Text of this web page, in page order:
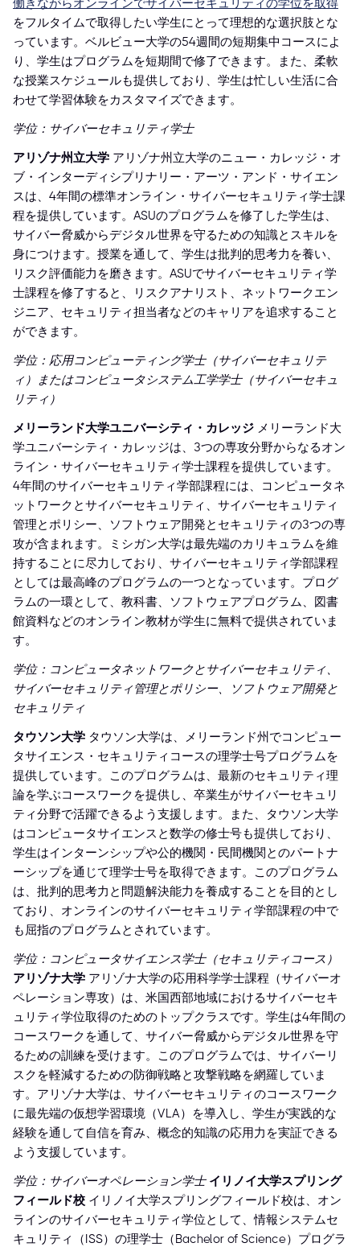
働きながらオンラインでサイバーセキュリティの学位を取得
をフルタイムで取得したい学生にとって理想的な選択肢とな
っています。ベルビュー大学の54週間の短期集中コースによ
り、学生はプログラムを短期間で修了できます。また、柔軟
な授業スケジュールも提供しており、学生は忙しい生活に合
わせて学習体験をカスタマイズできます。
学位：サイバーセキュリティ学士
アリゾナ州立大学 アリゾナ州立大学のニュー・カレッジ・オ
ブ・インターディシプリナリー・アーツ・アンド・サイエン
スは、4年間の標準オンライン・サイバーセキュリティ学士課
程を提供しています。ASUのプログラムを修了した学生は、
サイバー脅威からデジタル世界を守るための知識とスキルを
身につけます。授業を通して、学生は批判的思考力を養い、
リスク評価能力を磨きます。ASUでサイバーセキュリティ学
士課程を修了すると、リスクアナリスト、ネットワークエン
ジニア、セキュリティ担当者などのキャリアを追求すること
ができます。
学位：応用コンピューティング学士（サイバーセキュリテ
ィ）またはコンピュータシステム工学学士（サイバーセキュ
リティ）
メリーランド大学ユニバーシティ・カレッジ メリーランド大
学ユニバーシティ・カレッジは、3つの専攻分野からなるオン
ライン・サイバーセキュリティ学士課程を提供しています。
4年間のサイバーセキュリティ学部課程には、コンピュータネ
ットワークとサイバーセキュリティ、サイバーセキュリティ
管理とポリシー、ソフトウェア開発とセキュリティの3つの専
攻が含まれます。ミシガン大学は最先端のカリキュラムを維
持することに尽力しており、サイバーセキュリティ学部課程
としては最高峰のプログラムの一つとなっています。プログ
ラムの一環として、教科書、ソフトウェアプログラム、図書
館資料などのオンライン教材が学生に無料で提供されていま
す。
学位：コンピュータネットワークとサイバーセキュリティ、
サイバーセキュリティ管理とポリシー、ソフトウェア開発と
セキュリティ
タウソン大学 タウソン大学は、メリーランド州でコンピュー
タサイエンス・セキュリティコースの理学士号プログラムを
提供しています。このプログラムは、最新のセキュリティ理
論を学ぶコースワークを提供し、卒業生がサイバーセキュリ
ティ分野で活躍できるよう支援します。また、タウソン大学
はコンピュータサイエンスと数学の修士号も提供しており、
学生はインターンシップや公的機関・民間機関とのパートナ
ーシップを通じて理学士号を取得できます。このプログラム
は、批判的思考力と問題解決能力を養成することを目的とし
ており、オンラインのサイバーセキュリティ学部課程の中で
も屈指のプログラムとされています。
学位：コンピュータサイエンス学士（セキュリティコース）
アリゾナ大学 アリゾナ大学の応用科学学士課程（サイバーオ
ペレーション専攻）は、米国西部地域におけるサイバーセキ
ュリティ学位取得のためのトップクラスです。学生は4年間の
コースワークを通して、サイバー脅威からデジタル世界を守
るための訓練を受けます。このプログラムでは、サイバーリ
スクを軽減するための防御戦略と攻撃戦略を網羅していま
す。アリゾナ大学は、サイバーセキュリティのコースワーク
に最先端の仮想学習環境（VLA）を導入し、学生が実践的な
経験を通して自信を育み、概念的知識の応用力を実証できる
よう支援しています。
学位：サイバーオペレーション学士 イリノイ大学スプリング
フィールド校 イリノイ大学スプリングフィールド校は、オン
ラインのサイバーセキュリティ学位として、情報システムセ
キュリティ（ISS）の理学士（Bachelor of Science）プログラ